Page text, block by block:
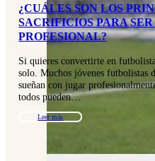
¿CUÁLES SON LOS
SACRIFICIOS PARA
PROFESIONAL?
Si quieres convertirte en
solo. Muchos jóvenes futbolistas
sueñan con jugar
todos pueden…
Leer más